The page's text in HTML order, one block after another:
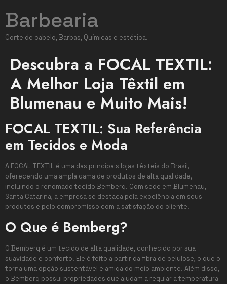
Barbearia
Corte de cabelo, Barbas, Químicas e estética.
Descubra a FOCAL TEXTIL:
A Melhor Loja Têxtil em
Blumenau e Muito Mais!
FOCAL TEXTIL: Sua Referência
em Tecidos e Moda
A FOCAL TEXTIL é uma das principais lojas têxteis do Brasil,
oferecendo uma ampla gama de produtos de alta qualidade,
incluindo o renomado tecido Bemberg. Com sede em Blumenau,
Santa Catarina, a empresa se destaca pela excelência em seus
produtos e pelo compromisso com a satisfação do cliente.
O Que é Bemberg?
O Bemberg é um tecido de alta qualidade, conhecido por sua
suavidade e conforto. Ele é feito a partir da fibra de celulose, o que o
torna uma opção sustentável e amiga do meio ambiente. Além disso,
o Bemberg possui propriedades que ajudam a regular a temperatura